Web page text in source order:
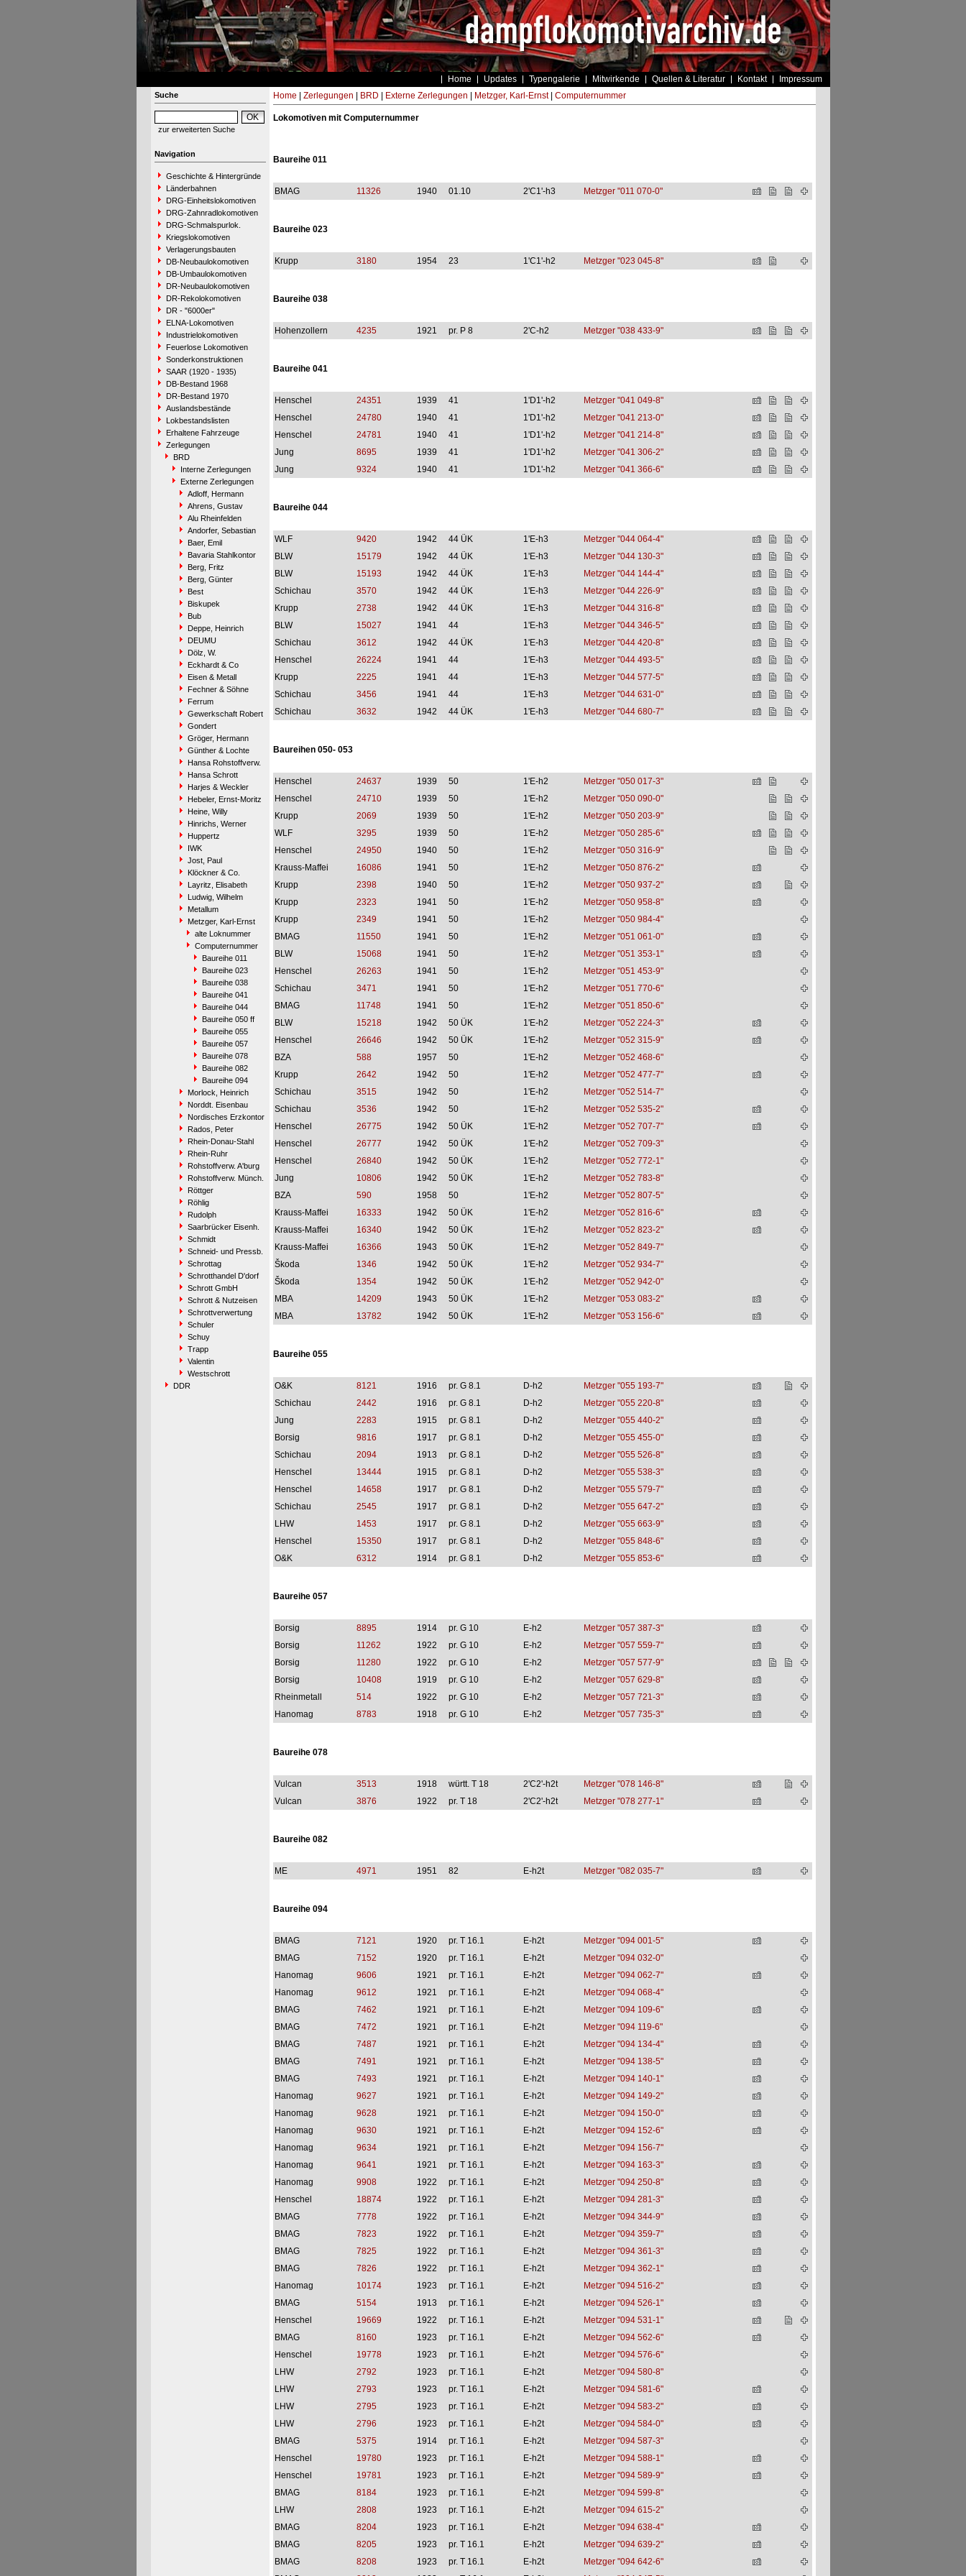
Home Updates Typengalerie Mitwirkende Quellen & Literatur Kontakt Impressum
Suche
zur erweiterten Suche
Navigation
Geschichte & Hintergründe
Länderbahnen
DRG-Einheitslokomotiven
DRG-Zahnradlokomotiven
DRG-Schmalspurlok.
Kriegslokomotiven
Verlagerungsbauten
DB-Neubaulokomotiven
DB-Umbaulokomotiven
DR-Neubaulokomotiven
DR-Rekolokomotiven
DR - "6000er"
ELNA-Lokomotiven
Industrielokomotiven
Feuerlose Lokomotiven
Sonderkonstruktionen
SAAR (1920 - 1935)
DB-Bestand 1968
DR-Bestand 1970
Auslandsbestände
Lokbestandslisten
Erhaltene Fahrzeuge
Zerlegungen
BRD
Interne Zerlegungen
Externe Zerlegungen
Adloff, Hermann
Ahrens, Gustav
Alu Rheinfelden
Andorfer, Sebastian
Baer, Emil
Bavaria Stahlkontor
Berg, Fritz
Berg, Günter
Best
Biskupek
Bub
Deppe, Heinrich
DEUMU
Dölz, W.
Eckhardt & Co
Eisen & Metall
Fechner & Söhne
Ferrum
Gewerkschaft Robert
Gondert
Gröger, Hermann
Günther & Lochte
Hansa Rohstoffverw.
Hansa Schrott
Harjes & Weckler
Hebeler, Ernst-Moritz
Heine, Willy
Hinrichs, Werner
Huppertz
IWK
Jost, Paul
Klöckner & Co.
Layritz, Elisabeth
Ludwig, Wilhelm
Metallum
Metzger, Karl-Ernst
alte Loknummer
Computernummer
Baureihe 011
Baureihe 023
Baureihe 038
Baureihe 041
Baureihe 044
Baureihe 050 ff
Baureihe 055
Baureihe 057
Baureihe 078
Baureihe 082
Baureihe 094
Morlock, Heinrich
Norddt. Eisenbau
Nordisches Erzkontor
Rados, Peter
Rhein-Donau-Stahl
Rhein-Ruhr
Rohstoffverw. A'burg
Rohstoffverw. Münch.
Röttger
Röhlig
Rudolph
Saarbrücker Eisenh.
Schmidt
Schneid- und Pressb.
Schrottag
Schrotthandel D'dorf
Schrott GmbH
Schrott & Nutzeisen
Schrottverwertung
Schuler
Schuy
Trapp
Valentin
Westschrott
DDR
Home Zerlegungen BRD Externe Zerlegungen Metzger, Karl-Ernst| Computernummer
Lokomotiven mit Computernummer
Baureihe 011
BMAG 11326 1940 01.10 2'C1'-h3 Metzger "011 070-0"
Baureihe 023
Krupp 3180 1954 23 1'C1'-h2 Metzger "023 045-8"
Baureihe 038
Hohenzollern 4235 1921 pr. P 8 2'C-h2 Metzger "038 433-9"
Baureihe 041
Henschel 24351 1939 41 1'D1'-h2
Metzger "041 049-8"
Henschel
24780 1940 41 1'D1'-h2
Metzger "041 213-0"
Henschel
24781 1940 41 1'D1'-h2
Metzger "041 214-8"
Jung
8695 1939 41 1'D1'-h2
Metzger "041 306-2"
Jung
9324 1940 41 1'D1'-h2 Metzger "041 366-6"
Baureihe 044
WLF 9420 1942 44 ÜK 1'E-h3
Metzger "044 064-4"
BLW
15179 1942 44 ÜK 1'E-h3
Metzger "044 130-3"
BLW
15193 1942 44 ÜK 1'E-h3
Metzger "044 144-4"
Schichau
3570 1942 44 ÜK 1'E-h3
Metzger "044 226-9"
Krupp
2738 1942 44 ÜK 1'E-h3
Metzger "044 316-8"
BLW
15027 1941 44 1'E-h3
Metzger "044 346-5"
Schichau
3612 1942 44 ÜK 1'E-h3
Metzger "044 420-8"
Henschel
26224 1941 44 1'E-h3
Metzger "044 493-5"
Krupp
2225 1941 44 1'E-h3
Metzger "044 577-5"
Schichau
3456 1941 44 1'E-h3
Metzger "044 631-0"
Schichau
3632 1942 44 ÜK 1'E-h3 Metzger "044 680-7"
Baureihen 050- 053
Henschel 24637 1939 50 1'E-h2
Metzger "050 017-3"
Henschel
24710 1939 50 1'E-h2
Metzger "050 090-0"
Krupp
2069 1939 50 1'E-h2
Metzger "050 203-9"
WLF
3295 1939 50 1'E-h2
Metzger "050 285-6"
Henschel
24950 1940 50 1'E-h2
Metzger "050 316-9"
Krauss-Maffei
16086 1941 50 1'E-h2
Metzger "050 876-2"
Krupp
2398 1940 50 1'E-h2
Metzger "050 937-2"
Krupp
2323 1941 50 1'E-h2
Metzger "050 958-8"
Krupp
2349 1941 50 1'E-h2
Metzger "050 984-4"
BMAG
11550 1941 50 1'E-h2
Metzger "051 061-0"
BLW
15068 1941 50 1'E-h2
Metzger "051 353-1"
Henschel
26263 1941 50 1'E-h2
Metzger "051 453-9"
Schichau
3471 1941 50 1'E-h2
Metzger "051 770-6"
BMAG
11748 1941 50 1'E-h2
Metzger "051 850-6"
BLW
15218 1942 50 ÜK 1'E-h2
Metzger "052 224-3"
Henschel
26646 1942 50 ÜK 1'E-h2
Metzger "052 315-9"
BZA
588 1957 50 1'E-h2
Metzger "052 468-6"
Krupp
2642 1942 50 1'E-h2
Metzger "052 477-7"
Schichau
3515 1942 50 1'E-h2
Metzger "052 514-7"
Schichau
3536 1942 50 1'E-h2
Metzger "052 535-2"
Henschel
26775 1942 50 ÜK 1'E-h2
Metzger "052 707-7"
Henschel
26777 1942 50 ÜK 1'E-h2
Metzger "052 709-3"
Henschel
26840 1942 50 ÜK 1'E-h2
Metzger "052 772-1"
Jung
10806 1942 50 ÜK 1'E-h2
Metzger "052 783-8"
BZA
590 1958 50 1'E-h2
Metzger "052 807-5"
Krauss-Maffei
16333 1942 50 ÜK 1'E-h2
Metzger "052 816-6"
Krauss-Maffei
16340 1942 50 ÜK 1'E-h2
Metzger "052 823-2"
Krauss-Maffei
16366 1943 50 ÜK 1'E-h2
Metzger "052 849-7"
Škoda
1346 1942 50 ÜK 1'E-h2
Metzger "052 934-7"
Škoda
1354 1942 50 ÜK 1'E-h2
Metzger "052 942-0"
MBA
14209 1943 50 ÜK 1'E-h2
Metzger "053 083-2"
MBA
13782 1942 50 ÜK 1'E-h2 Metzger "053 156-6"
Baureihe 055
O&K 8121 1916 pr. G 8.1 D-h2
Metzger "055 193-7"
Schichau
2442 1916 pr. G 8.1 D-h2
Metzger "055 220-8"
Jung
2283 1915 pr. G 8.1 D-h2
Metzger "055 440-2"
Borsig
9816 1917 pr. G 8.1 D-h2
Metzger "055 455-0"
Schichau
2094 1913 pr. G 8.1 D-h2
Metzger "055 526-8"
Henschel
13444 1915 pr. G 8.1 D-h2
Metzger "055 538-3"
Henschel
14658 1917 pr. G 8.1 D-h2
Metzger "055 579-7"
Schichau
2545 1917 pr. G 8.1 D-h2
Metzger "055 647-2"
LHW
1453 1917 pr. G 8.1 D-h2
Metzger "055 663-9"
Henschel
15350 1917 pr. G 8.1 D-h2
Metzger "055 848-6"
O&K
6312 1914 pr. G 8.1 D-h2 Metzger "055 853-6"
Baureihe 057
Borsig 8895 1914 pr. G 10 E-h2
Metzger "057 387-3"
Borsig
11262 1922 pr. G 10 E-h2
Metzger "057 559-7"
Borsig
11280 1922 pr. G 10 E-h2
Metzger "057 577-9"
Borsig
10408 1919 pr. G 10 E-h2
Metzger "057 629-8"
Rheinmetall
514 1922 pr. G 10 E-h2
Metzger "057 721-3"
Hanomag
8783 1918 pr. G 10 E-h2 Metzger "057 735-3"
Baureihe 078
Vulcan 3513 1918 württ. T 18 2'C2'-h2t
Metzger "078 146-8"
Vulcan
3876 1922 pr. T 18 2'C2'-h2t Metzger "078 277-1"
Baureihe 082
ME 4971 1951 82 E-h2t Metzger "082 035-7"
Baureihe 094
BMAG 7121 1920 pr. T 16.1 E-h2t
Metzger "094 001-5"
BMAG
7152 1920 pr. T 16.1 E-h2t
Metzger "094 032-0"
Hanomag
9606 1921 pr. T 16.1 E-h2t
Metzger "094 062-7"
Hanomag
9612 1921 pr. T 16.1 E-h2t
Metzger "094 068-4"
BMAG
7462 1921 pr. T 16.1 E-h2t
Metzger "094 109-6"
BMAG
7472 1921 pr. T 16.1 E-h2t
Metzger "094 119-6"
BMAG
7487 1921 pr. T 16.1 E-h2t
Metzger "094 134-4"
BMAG
7491 1921 pr. T 16.1 E-h2t
Metzger "094 138-5"
BMAG
7493 1921 pr. T 16.1 E-h2t
Metzger "094 140-1"
Hanomag
9627 1921 pr. T 16.1 E-h2t
Metzger "094 149-2"
Hanomag
9628 1921 pr. T 16.1 E-h2t
Metzger "094 150-0"
Hanomag
9630 1921 pr. T 16.1 E-h2t
Metzger "094 152-6"
Hanomag
9634 1921 pr. T 16.1 E-h2t
Metzger "094 156-7"
Hanomag
9641 1921 pr. T 16.1 E-h2t
Metzger "094 163-3"
Hanomag
9908 1922 pr. T 16.1 E-h2t
Metzger "094 250-8"
Henschel
18874 1922 pr. T 16.1 E-h2t
Metzger "094 281-3"
BMAG
7778 1922 pr. T 16.1 E-h2t
Metzger "094 344-9"
BMAG
7823 1922 pr. T 16.1 E-h2t
Metzger "094 359-7"
BMAG
7825 1922 pr. T 16.1 E-h2t
Metzger "094 361-3"
BMAG
7826 1922 pr. T 16.1 E-h2t
Metzger "094 362-1"
Hanomag
10174 1923 pr. T 16.1 E-h2t
Metzger "094 516-2"
BMAG
5154 1913 pr. T 16.1 E-h2t
Metzger "094 526-1"
Henschel
19669 1922 pr. T 16.1 E-h2t
Metzger "094 531-1"
BMAG
8160 1923 pr. T 16.1 E-h2t
Metzger "094 562-6"
Henschel
19778 1923 pr. T 16.1 E-h2t
Metzger "094 576-6"
LHW
2792 1923 pr. T 16.1 E-h2t
Metzger "094 580-8"
LHW
2793 1923 pr. T 16.1 E-h2t
Metzger "094 581-6"
LHW
2795 1923 pr. T 16.1 E-h2t
Metzger "094 583-2"
LHW
2796 1923 pr. T 16.1 E-h2t
Metzger "094 584-0"
BMAG
5375 1914 pr. T 16.1 E-h2t
Metzger "094 587-3"
Henschel
19780 1923 pr. T 16.1 E-h2t
Metzger "094 588-1"
Henschel
19781 1923 pr. T 16.1 E-h2t
Metzger "094 589-9"
BMAG
8184 1923 pr. T 16.1 E-h2t
Metzger "094 599-8"
LHW
2808 1923 pr. T 16.1 E-h2t
Metzger "094 615-2"
BMAG
8204 1923 pr. T 16.1 E-h2t
Metzger "094 638-4"
BMAG
8205 1923 pr. T 16.1 E-h2t
Metzger "094 639-2"
BMAG
8208 1923 pr. T 16.1 E-h2t
Metzger "094 642-6"